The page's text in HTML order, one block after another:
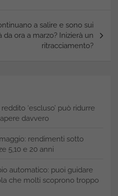
a salire e sono sui
da ora a marzo? Inizierà un
ritracciamento?
‘escluso’ può ridurre
davvero
rendimenti sotto
5,10 e 20 anni
automatico: puoi guidare
che molti scoprono troppo